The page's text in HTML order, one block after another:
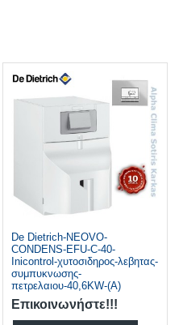
De Dietrich-NEOVO-
CONDENS-EFU-C-40-
Inicontrol-χυτοσιδηρος-λεβητας-
συμπυκνωσης-
πετρελαιου-40,6KW-(Α)
Επικοινωνήστε!!!